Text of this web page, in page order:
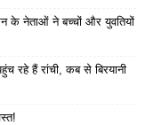
के नेताओं ने बच्चों और युवतियों
रहे हैं रांची, कब से बिरयानी